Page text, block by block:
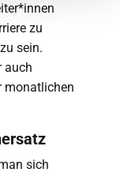
zu
sein.
auch
monatlichen
sich